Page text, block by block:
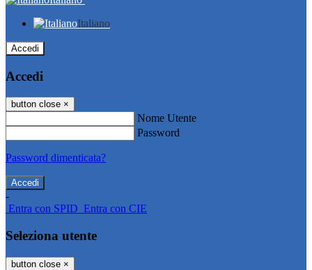
Italiano
Accedi
Accedi
button close ×
Nome Utente
Password
Password dimenticata?
-
Entra con SPID Entra con CIE
Seleziona utente
button close ×